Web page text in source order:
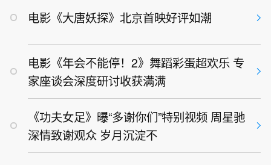
电影《大唐妖探》北京首映好评如潮
电影《年会不能停！2》舞蹈彩蛋超欢乐 专
家座谈会深度研讨收获满满
《功夫女足》曝“多谢你们”特别视频 周星驰
深情致谢观众 岁月沉淀不